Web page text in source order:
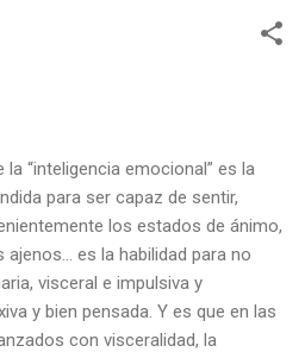
“inteligencia emocional” es la
para ser capaz de sentir,
los estados de ánimo,
es la habilidad para no
visceral e impulsiva y
y bien pensada. Y es que en las
con visceralidad, la